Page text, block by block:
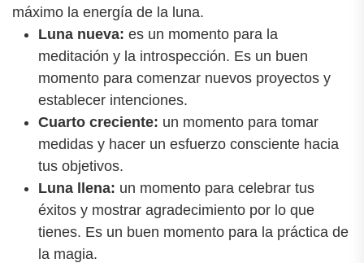
máximo la energía de la luna.
Luna nueva: es un momento para la
meditación y la introspección. Es un buen
momento para comenzar nuevos proyectos y
establecer intenciones.
Cuarto creciente: un momento para tomar
medidas y hacer un esfuerzo consciente hacia
tus objetivos.
Luna llena: un momento para celebrar tus
éxitos y mostrar agradecimiento por lo que
tienes. Es un buen momento para la práctica de
la magia.